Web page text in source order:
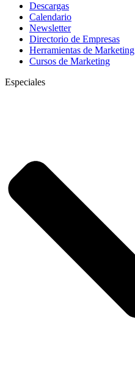
Descargas
Calendario
Newsletter
Directorio de Empresas
Herramientas de Marketing
Cursos de Marketing
Especiales